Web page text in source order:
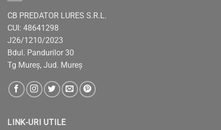
CB PREDATOR LURES S.R.L.
CUI: 48641298
J26/1210/2023
Bdul. Pandurilor 30
Tg Mureș, Jud. Mureș
LINK-URI UTILE